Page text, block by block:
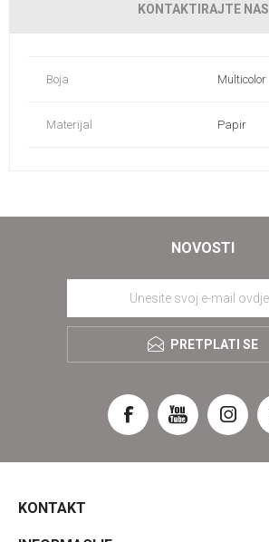
KONTAKTIRAJTE NAS
Boja Multicolor
Materijal Papir
NOVOSTI
PRETPLATI SE
KONTAKT